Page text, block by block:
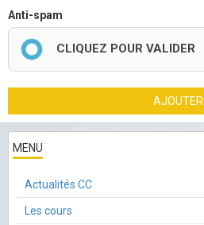
Anti-spam
CLIQUEZ POUR VALIDER
AJOUTER
MENU
Actualités CC
Les cours